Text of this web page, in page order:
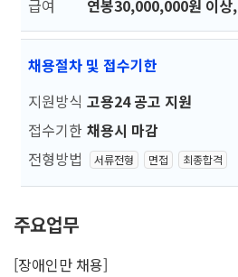
급여
연봉30,000,000원 이상,
채용절차 및 접수기한
지원방식 고용24 공고 지원
접수기한 채용시 마감
전형방법
서류전형 면접 최종합격
주요업무
[장애인만 채용]